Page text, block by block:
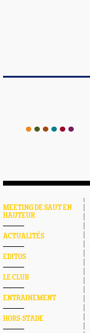
MEETING DE SAUT EN
HAUTEUR
ACTUALITÉS
EDITOS
LE CLUB
ENTRAINEMENT
HORS-STADE